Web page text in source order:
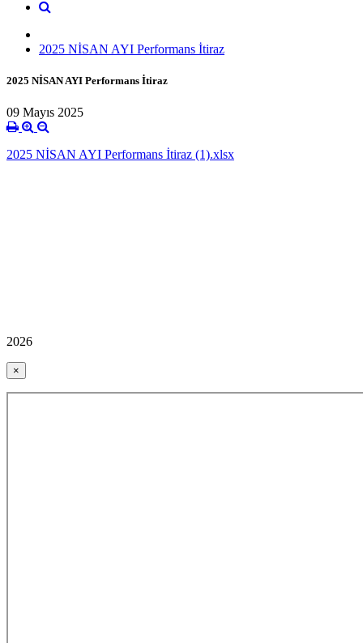
2025 NİSAN AYI Performans İtiraz
2025 NİSAN AYI Performans İtiraz
09 Mayıs 2025
2025 NİSAN AYI Performans İtiraz (1).xlsx
2026
×